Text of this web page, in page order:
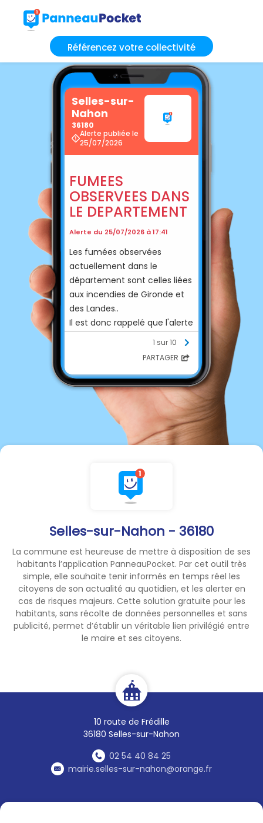
Référencez votre collectivité
Selles-sur-Nahon - 36180
La commune est heureuse de mettre à disposition de ses
habitants l’application PanneauPocket. Par cet outil très
simple, elle souhaite tenir informés en temps réel les
citoyens de son actualité au quotidien, et les alerter en
cas de risques majeurs. Cette solution gratuite pour les
habitants, sans récolte de données personnelles et sans
publicité, permet d’établir un véritable lien privilégié entre
le maire et ses citoyens.
10 route de Frédille
36180 Selles-sur-Nahon
02 54 40 84 25
mairie.selles-sur-nahon@orange.fr
Selles-sur-
Nahon
36180
Alerte publiée le
25/07/2026
FUMEES
OBSERVEES DANS
LE DEPARTEMENT
Alerte du 25/07/2026 à 17:41
Les fumées observées
actuellement dans le
département sont celles liées
aux incendies de Gironde et
des Landes..
Il est donc rappelé que l'alerte
réelle.
Cette consigne est
essentielle afin de ne pas
saturer davantage les lignes
1 sur 10
PARTAGER